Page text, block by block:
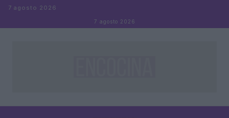
Saltar al contenido
7 agosto 2026
7 agosto 2026